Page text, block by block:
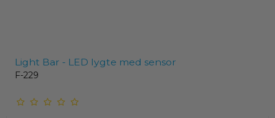
Light Bar - LED lygte med sensor
F-229